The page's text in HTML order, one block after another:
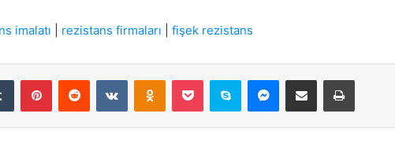
imalatı rezistans firmaları fişek rezistans
Tumblr PinterestReddit VKontakteOdnoklassniki
Pocket Skype Messenger
E-Posta ile paylaş Yazdır